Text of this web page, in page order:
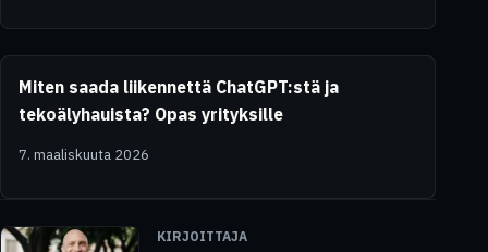
Miten saada liikennettä ChatGPT:stä ja
tekoälyhauista? Opas yrityksille
7. maaliskuuta 2026
KIRJOITTAJA